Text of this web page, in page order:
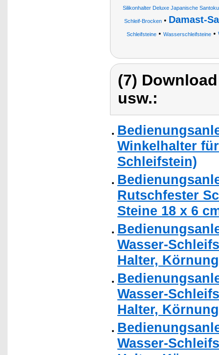
Silikonhalter Deluxe Japanische
Schleif-Brocken • Damast-
Schleifsteine • Wasserschleifsteine •
(7)
usw.:
Winkelhalter
Schleifstein)
Rutschfester
Steine 18 x 6
Wasser-
Halter,
Wasser-
Halter,
Wasser-